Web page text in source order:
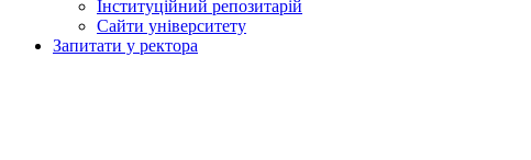
Інституційний репозитарій
Сайти університету
Запитати у ректора